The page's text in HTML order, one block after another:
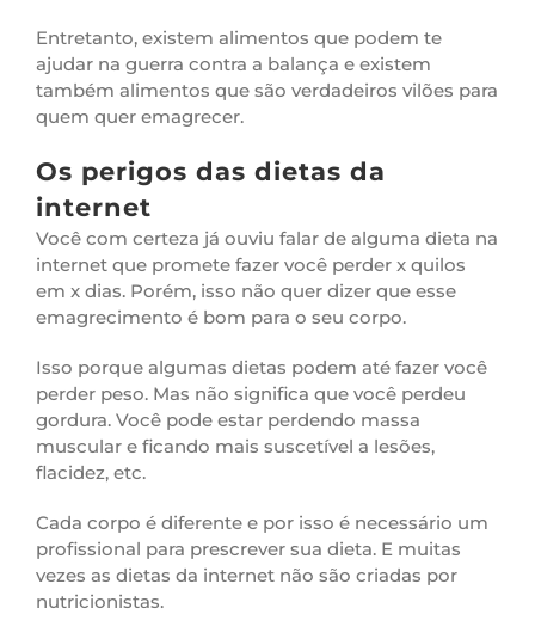
Entretanto, existem alimentos que podem te
ajudar na guerra contra a balança e existem
também alimentos que são verdadeiros vilões para
quem quer emagrecer.
Os perigos das dietas da
internet
Você com certeza já ouviu falar de alguma dieta na
internet que promete fazer você perder x quilos
em x dias. Porém, isso não quer dizer que esse
emagrecimento é bom para o seu corpo.
Isso porque algumas dietas podem até fazer você
perder peso. Mas não significa que você perdeu
gordura. Você pode estar perdendo massa
muscular e ficando mais suscetível a lesões,
flacidez, etc.
Cada corpo é diferente e por isso é necessário um
profissional para prescrever sua dieta. E muitas
vezes as dietas da internet não são criadas por
nutricionistas.